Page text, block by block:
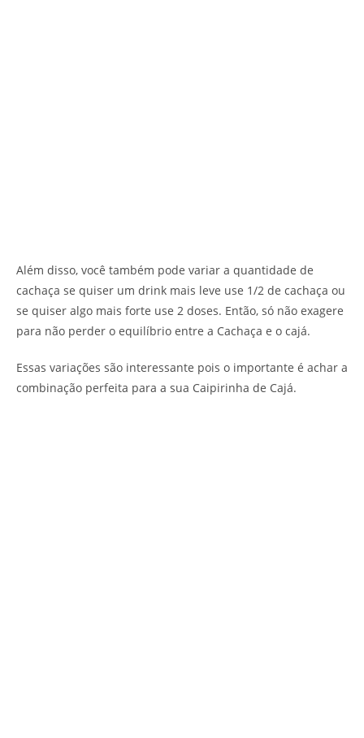
Além disso, você também pode variar a quantidade de
cachaça se quiser um drink mais leve use 1/2 de cachaça ou
se quiser algo mais forte use 2 doses. Então, só não exagere
para não perder o equilíbrio entre a Cachaça e o cajá.
Essas variações são interessante pois o importante é achar a
combinação perfeita para a sua Caipirinha de Cajá.